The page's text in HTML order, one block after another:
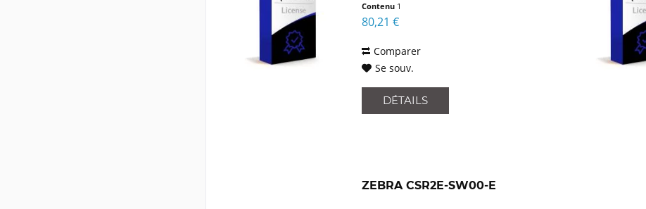
Contenu 1
80,21 €
Comparer
Se souv.
DÉTAILS
ZEBRA CSR2E-SW00-E